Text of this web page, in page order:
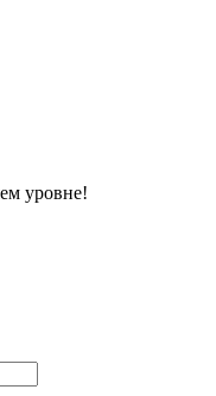
уровне!